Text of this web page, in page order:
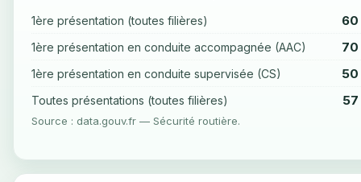
1ère présentation (toutes filières) 60
1ère présentation en conduite accompagnée (AAC) 70
1ère présentation en conduite supervisée (CS) 50
Toutes présentations (toutes filières) 57
Source : data.gouv.fr — Sécurité routière.